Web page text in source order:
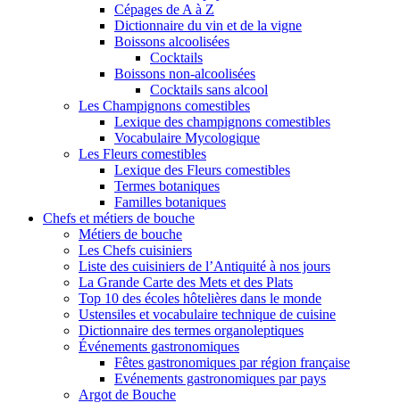
Cépages de A à Z
Dictionnaire du vin et de la vigne
Boissons alcoolisées
Cocktails
Boissons non-alcoolisées
Cocktails sans alcool
Les Champignons comestibles
Lexique des champignons comestibles
Vocabulaire Mycologique
Les Fleurs comestibles
Lexique des Fleurs comestibles
Termes botaniques
Familles botaniques
Chefs et métiers de bouche
Métiers de bouche
Les Chefs cuisiniers
Liste des cuisiniers de l’Antiquité à nos jours
La Grande Carte des Mets et des Plats
Top 10 des écoles hôtelières dans le monde
Ustensiles et vocabulaire technique de cuisine
Dictionnaire des termes organoleptiques
Événements gastronomiques
Fêtes gastronomiques par région française
Evénements gastronomiques par pays
Argot de Bouche